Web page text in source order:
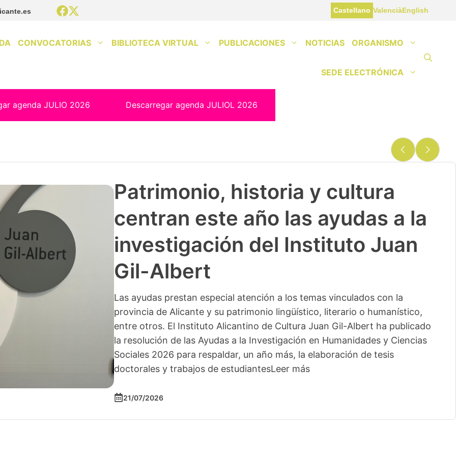
Castellano ValenciàEnglish
CONVOCATORIAS BIBLIOTECA VIRTUAL PUBLICACIONES NOTICIAS ORGANISMO
SEDE ELECTRÓNICA
agenda JULIO 2026 Descarregar agenda JULIOL 2026
Patrimonio, historia y cultura
centran este año las ayudas a la
investigación del Instituto Juan
Gil-Albert
Las ayudas prestan especial atención a los temas vinculados con la
provincia de Alicante y su patrimonio lingüístico, literario o humanístico,
entre otros. El Instituto Alicantino de Cultura Juan Gil-Albert ha publicado
la resolución de las Ayudas a la Investigación en Humanidades y Ciencias
Sociales 2026 para respaldar, un año más, la elaboración de tesis
doctorales y trabajos de estudiantesLeer más
21/07/2026